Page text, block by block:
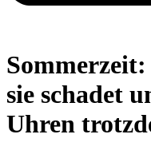
Sommerzeit:
sie schadet
Uhren